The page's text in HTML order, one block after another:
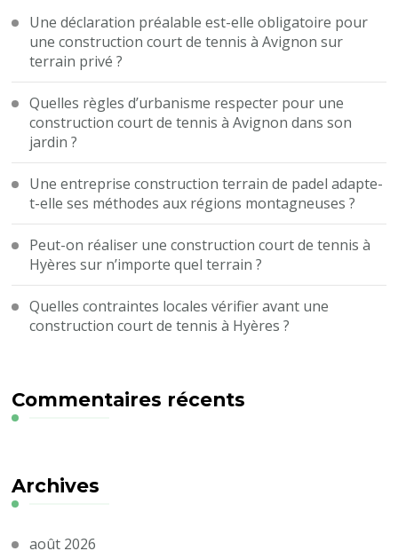
Une déclaration préalable est-elle obligatoire pour
une construction court de tennis à Avignon sur
terrain privé ?
Quelles règles d’urbanisme respecter pour une
construction court de tennis à Avignon dans son
jardin ?
Une entreprise construction terrain de padel adapte-
t-elle ses méthodes aux régions montagneuses ?
Peut-on réaliser une construction court de tennis à
Hyères sur n’importe quel terrain ?
Quelles contraintes locales vérifier avant une
construction court de tennis à Hyères ?
Commentaires récents
Archives
août 2026